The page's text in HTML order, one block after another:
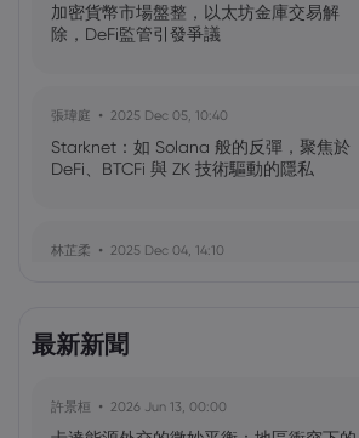
加密貨幣市場盤整，以太坊金庫交易解
除，DeFi監管引發爭議
張瑋庭 2025 Dec 05, 10:40
Starknet：如 Solana 般的反彈，聚焦於
DeFi、BTCFi 與 ZK 技術驅動的隱私
林芷柔 2025 Dec 04, 14:10
比特幣社群呼籲赦免面臨監禁的 Samourai
最新新聞
許景桓 2026 Jun 13, 00:00